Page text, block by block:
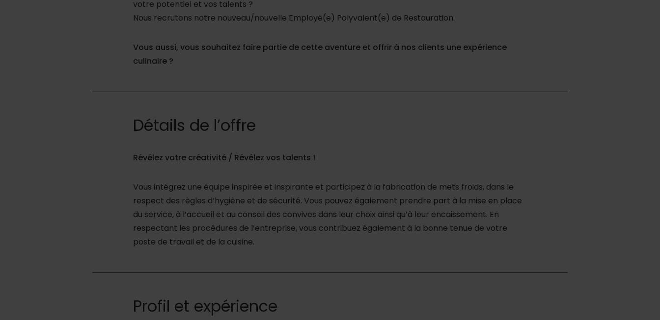
votre potentiel et vos talents ?
Nous recrutons notre nouveau/nouvelle Employé(e) Polyvalent(e) de Restauration.
Vous aussi, vous souhaitez faire partie de cette aventure et offrir à nos clients une expérience
culinaire ?
Détails de l’offre
Révélez votre créativité / Révélez vos talents !
Vous intégrez une équipe inspirée et inspirante et participez à la fabrication de mets froids, dans le
respect des règles d’hygiène et de sécurité. Vous pouvez également prendre part à la mise en place
du service, à l’accueil et au conseil des convives dans leur choix ainsi qu’à leur encaissement. En
respectant les procédures de l’entreprise, vous contribuez également à la bonne tenue de votre
poste de travail et de la cuisine.
Profil et expérience